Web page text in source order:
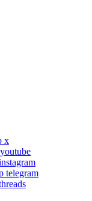
x
telegram